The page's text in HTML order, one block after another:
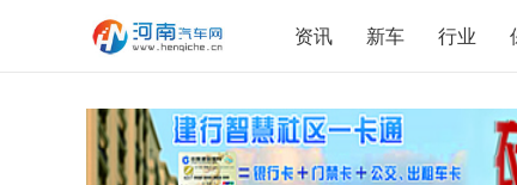
资讯 新车 行业